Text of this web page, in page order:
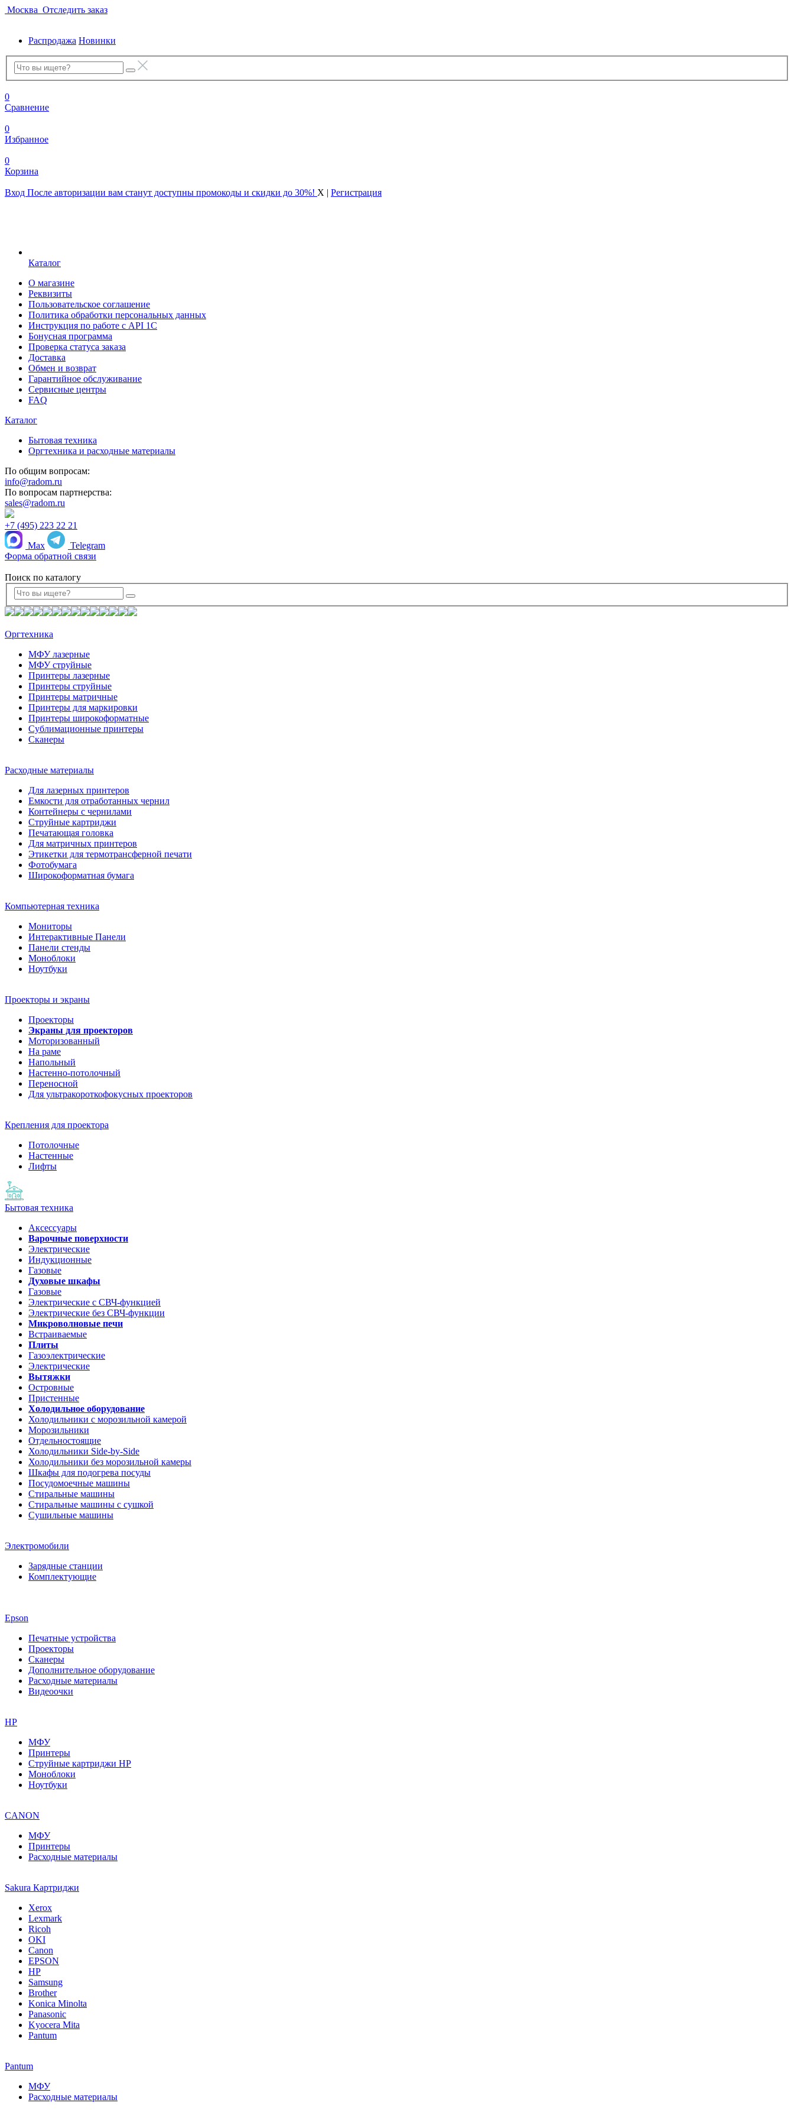
Москва Отследить заказ
Распродажа Новинки
0
Сравнение
0
Избранное
0
Корзина
Вход После авторизации вам станут доступны промокоды и скидки до 30%! X | Регистрация
Каталог
О магазине
Реквизиты
Пользовательское соглашение
Политика обработки персональных данных
Инструкция по работе с API 1C
Бонусная программа
Проверка статуса заказа
Доставка
Обмен и возврат
Гарантийное обслуживание
Сервисные центры
FAQ
Каталог
Бытовая техника
Оргтехника и расходные материалы
По общим вопросам:
info@radom.ru
По вопросам партнерства:
sales@radom.ru
+7 (495) 223 22 21
Max
Telegram
Форма обратной связи
Поиск по каталогу
Оргтехника
МФУ лазерные
МФУ струйные
Принтеры лазерные
Принтеры струйные
Принтеры матричные
Принтеры для маркировки
Принтеры широкоформатные
Сублимационные принтеры
Сканеры
Расходные материалы
Для лазерных принтеров
Емкости для отработанных чернил
Контейнеры с чернилами
Струйные картриджи
Печатающая головка
Для матричных принтеров
Этикетки для термотрансферной печати
Фотобумага
Широкоформатная бумага
Компьютерная техника
Мониторы
Интерактивные Панели
Панели стенды
Моноблоки
Ноутбуки
Проекторы и экраны
Проекторы
Экраны для проекторов
Моторизованный
На раме
Напольный
Настенно-потолочный
Переносной
Для ультракороткофокусных проекторов
Крепления для проектора
Потолочные
Настенные
Лифты
Бытовая техника
Аксессуары
Варочные поверхности
Электрические
Индукционные
Газовые
Духовые шкафы
Газовые
Электрические с СВЧ-функцией
Электрические без СВЧ-функции
Микроволновые печи
Встраиваемые
Плиты
Газоэлектрические
Электрические
Вытяжки
Островные
Пристенные
Холодильное оборудование
Холодильники с морозильной камерой
Морозильники
Отдельностоящие
Холодильники Side-by-Side
Холодильники без морозильной камеры
Шкафы для подогрева посуды
Посудомоечные машины
Стиральные машины
Стиральные машины c сушкой
Сушильные машины
Электромобили
Зарядные станции
Комплектующие
Epson
Печатные устройства
Проекторы
Сканеры
Дополнительное оборудование
Расходные материалы
Видеоочки
HP
МФУ
Принтеры
Струйные картриджи HP
Моноблоки
Ноутбуки
CANON
МФУ
Принтеры
Расходные материалы
Sakura Картриджи
Xerox
Lexmark
Ricoh
OKI
Canon
EPSON
HP
Samsung
Brother
Konica Minolta
Panasonic
Kyocera Mita
Pantum
Pantum
МФУ
Расходные материалы